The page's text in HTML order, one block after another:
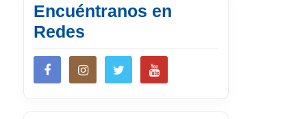
Encuéntranos en
Redes